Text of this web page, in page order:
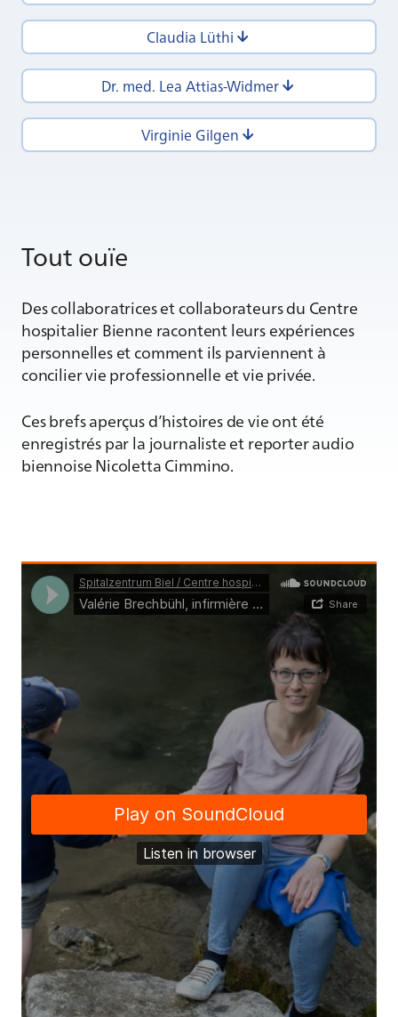
Claudia Lüthi
Dr. med. Lea Attias-Widmer
Virginie Gilgen
Tout ouïe
Des collaboratrices et collaborateurs du Centre
hospitalier Bienne racontent leurs expériences
personnelles et comment ils parviennent à
concilier vie professionnelle et vie privée.
Ces brefs aperçus d’histoires de vie ont été
enregistrés par la journaliste et reporter audio
biennoise Nicoletta Cimmino.